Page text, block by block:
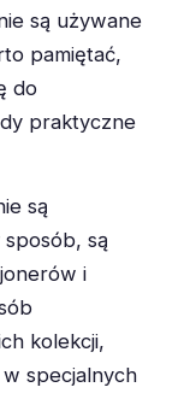
są używane
pamiętać,
do
praktyczne
są
są
i
kolekcji,
specjalnych